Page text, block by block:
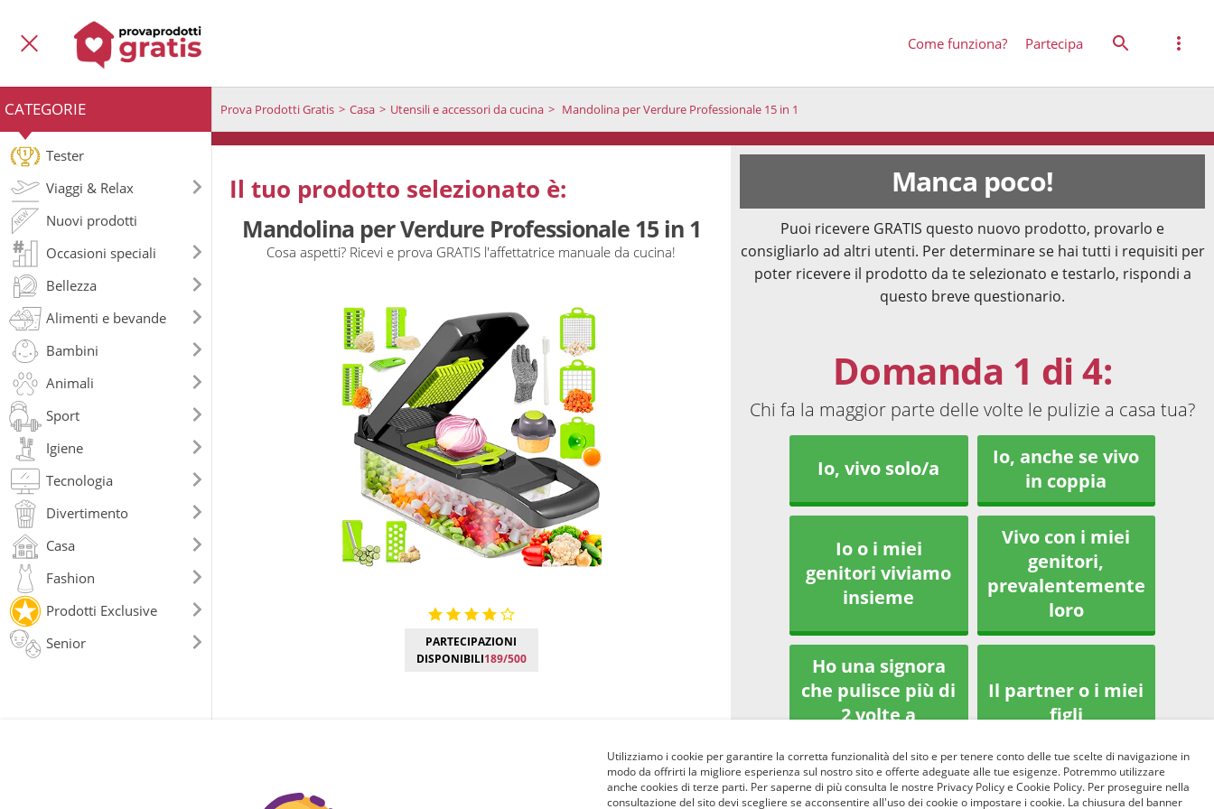
Come funziona? Partecipa
CATEGORIE
Tester
Viaggi & Relax
Nuovi prodotti
Occasioni speciali
Bellezza
Alimenti e bevande
Bambini
Animali
Sport
Igiene
Tecnologia
Divertimento
Casa
Fashion
Prodotti Exclusive
Senior
Prova Prodotti Gratis Casa Utensili e accessori da cucina Mandolina per Verdure Professionale 15 in 1
Il tuo prodotto selezionato è:
Mandolina per Verdure Professionale 15 in 1
Cosa aspetti? Ricevi e prova GRATIS l'affettatrice manuale da cucina!
PARTECIPAZIONI
DISPONIBILI189/500
Manca poco!
Puoi ricevere GRATIS questo nuovo prodotto, provarlo e
consigliarlo ad altri utenti. Per determinare se hai tutti i requisiti per
poter ricevere il prodotto da te selezionato e testarlo, rispondi a
questo breve questionario.
Domanda 1 di 4:
Chi fa la maggior parte delle volte le pulizie a casa tua?
Io, vivo solo/a
Io, anche se vivo
in coppia
Io o i miei
genitori viviamo
insieme
Vivo con i miei
genitori,
prevalentemente
loro
Ho una signora
che pulisce più di
2 volte a
Il partner o i miei
figli
Altro
Utilizziamo i cookie per garantire la corretta funzionalità del sito e per tenere conto delle tue scelte di navigazione in
modo da offrirti la migliore esperienza sul nostro sito e offerte adeguate alle tue esigenze. Potremmo utilizzare
anche cookies di terze parti. Per saperne di più consulta le nostre Privacy Policy e Cookie Policy. Per proseguire nella
consultazione del sito devi scegliere se acconsentire all'uso dei cookie o impostare i cookie. La chiusura del banner